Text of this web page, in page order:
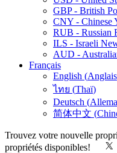
GBP - British
CNY - Chinese
RUB - Russian
ILS - Israeli
AUD -
Français
English (Anglais
ไทย (Thaï)
Deutsch (
简体中文 (
Trouvez votre nouvelle
propriétés disponibles!